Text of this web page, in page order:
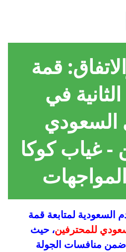
قمة
في
السعودي
- غياب كوكا
السعودية لمتابعة قمة
للمحترفين، حيث
ضمن منافسات الجولة